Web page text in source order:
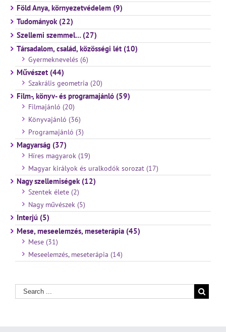
Föld Anya, környezetvédelem (9)
Tudományok (22)
Szellemi szemmel… (27)
Társadalom, család, közösségi lét (10)
Gyermeknevelés (6)
Művészet (44)
Szakrális geometria (20)
Film-, könyv- és programajánló (59)
Filmajánló (20)
Könyvajánló (36)
Programajánló (3)
Magyarság (37)
Híres magyarok (19)
Magyar királyok és uralkodók sorozat (17)
Nagy szellemiségek (12)
Szentek élete (2)
Nagy művészek (5)
Interjú (5)
Mese, meseelemzés, meseterápia (45)
Mese (31)
Meseelemzés, meseterápia (14)